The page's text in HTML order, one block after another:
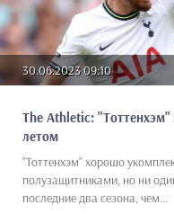
30.06.2023 09:10
The Athletic: "Тоттенхэм"
летом
"Тоттенхэм" хорошо
полузащитниками, но ни
последние два сезона, чем...